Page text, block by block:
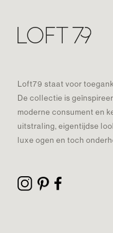
Loft79 staat voor
De collectie is
moderne consument en
uitstraling, eigentijdse
luxe ogen en toch